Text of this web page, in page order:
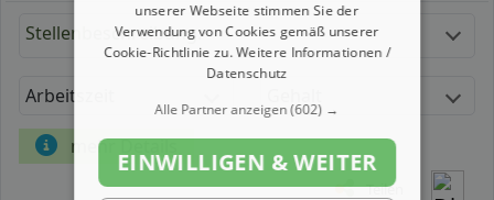
Stellenbeschreibung:
Arbeitszeit
mehr Details
Teilen
unserer Webseite stimmen Sie der
Verwendung von Cookies gemäß unserer
Cookie-Richtlinie zu.Weitere Informationen /
Datenschutz
Alle Partner anzeigen(602) →
EINWILLIGEN & WEITER